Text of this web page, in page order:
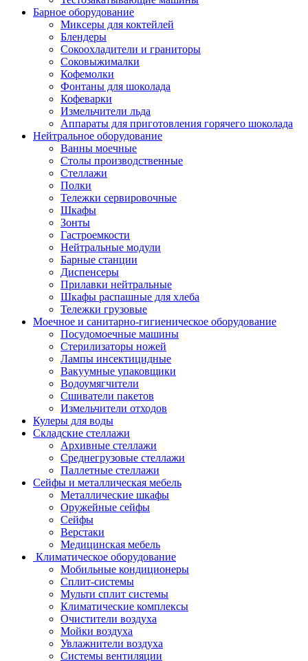
Барное оборудование
Миксеры для коктейлей
Блендеры
Сокоохладители и граниторы
Соковыжималки
Кофемолки
Фонтаны для шоколада
Кофеварки
Измельчители льда
Аппараты для приготовления горячего шоколада
Нейтральное оборудование
Ванны моечные
Столы производственные
Стеллажи
Полки
Тележки сервировочные
Шкафы
Зонты
Гастроемкости
Нейтральные модули
Барные станции
Диспенсеры
Прилавки нейтральные
Шкафы распашные для хлеба
Тележки грузовые
Моечное и санитарно-гигиеническое оборудование
Посудомоечные машины
Стерилизаторы ножей
Лампы инсектицидные
Вакуумные упаковщики
Водоумягчители
Сшиватели пакетов
Измельчители отходов
Кулеры для воды
Складские стеллажи
Архивные стеллажи
Среднегрузовые стеллажи
Паллетные стеллажи
Сейфы и металлическая мебель
Металлические шкафы
Оружейные сейфы
Сейфы
Верстаки
Медицинская мебель
Климатическое оборудование
Мобильные кондиционеры
Сплит-системы
Мульти сплит системы
Климатические комплексы
Очистители воздуха
Мойки воздуха
Увлажнители воздуха
Системы вентиляции